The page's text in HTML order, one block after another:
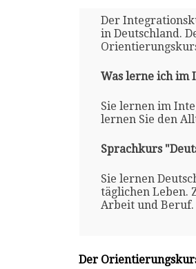
Der
in Deutschland.
Was lerne ich im
Sie lernen im
lernen Sie den
Sprachkurs
Sie lernen
täglichen Leben.
Arbeit und Beruf.
Der